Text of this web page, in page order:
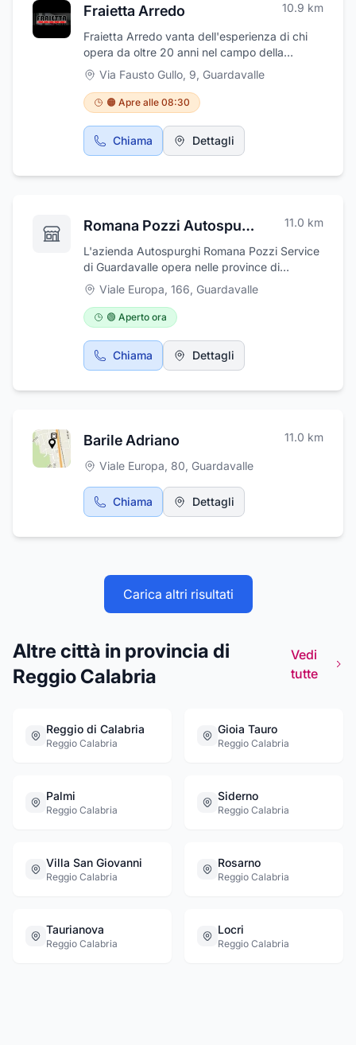
Fraietta Arredo 10.9 km
Fraietta Arredo vanta dell'esperienza di chi
opera da oltre 20 anni nel campo della
progettazione e vendita di arredamenti ed
attrezzature per negozi, bar, macellerie,
ristoranti. Il nostro scopo è la cura e la
professionalità della fase progettuale ed
esecutiva di ogni attività commerciale. La
realizzazione e l'arredamento di un negozio è
durante tutte le sue fasi. Di questa esperienza
avvalervi nel momento che deciderete o
l'arredamento del vostro negozio.
Via Fausto Gullo, 9, Guardavalle
🟠 Apre alle 08:30
Chiama Dettagli
Romana Pozzi Autospurghi 11.0 km
L'azienda Autospurghi Romana Pozzi Service
di Guardavalle opera nelle province di
Catanzaro, Reggio Calabria e Vibo Valentia.
Esegue operazioni di spurgo fognature, pozzi
neri e fosse biologiche. Effettua inoltre pulizia
e video ispezione di pozzi neri e di tubazione
per verificare eventuali guasti. Oltre alla
manutenzione fognaria effettua il rifacimento
idrauliche e fognarie. La ditta effettua un
della problematica.
Viale Europa, 166, Guardavalle
🟢 Aperto ora
Chiama Dettagli
Barile Adriano 11.0 km
Viale Europa, 80, Guardavalle
Chiama Dettagli
Carica altri risultati
Altre città in provincia di
Reggio Calabria
Vedi
tutte
Reggio di Calabria
Reggio Calabria
Gioia Tauro
Reggio Calabria
Palmi
Reggio Calabria
Siderno
Reggio Calabria
Villa San Giovanni
Reggio Calabria
Rosarno
Reggio Calabria
Taurianova
Reggio Calabria
Locri
Reggio Calabria